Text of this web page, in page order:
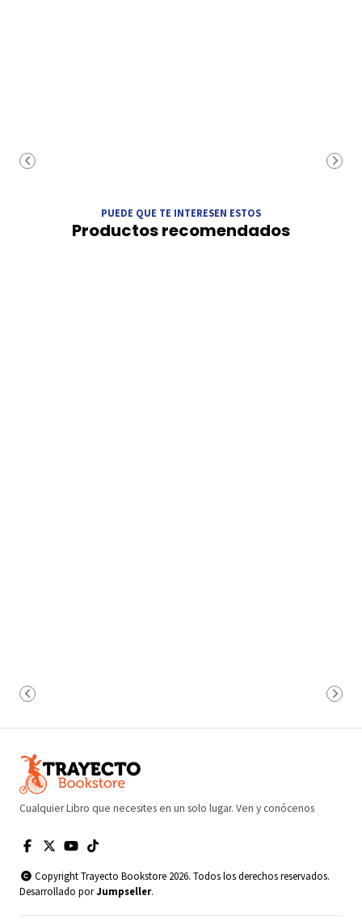
PUEDE QUE TE INTERESEN ESTOS
Productos recomendados
Cualquier Libro que necesites en un solo lugar. Ven y conócenos
Copyright Trayecto Bookstore 2026. Todos los derechos reservados.
Desarrollado porJumpseller.